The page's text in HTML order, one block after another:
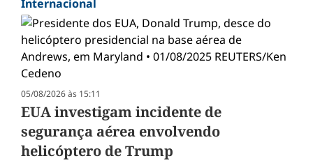
Internacional
05/08/2026 às 15:11
EUA investigam incidente de
segurança aérea envolvendo
helicóptero de Trump